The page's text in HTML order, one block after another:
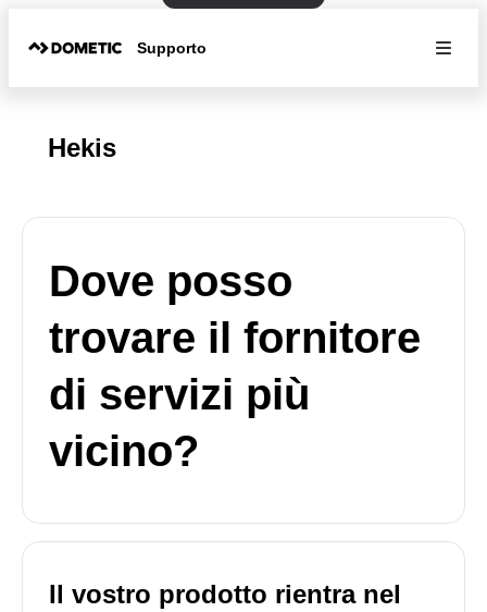
Supporto
Hekis
Dove posso
trovare il fornitore
di servizi più
vicino?
Il vostro prodotto rientra nel